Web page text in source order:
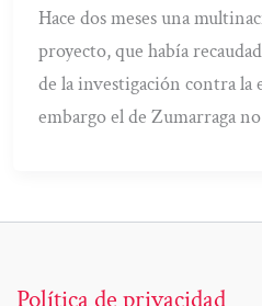
Hace dos meses una
proyecto, que había
de la investigación contra la
embargo el de Zumarraga
Política de privacidad